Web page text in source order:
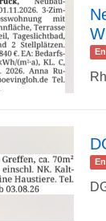
zur
zur